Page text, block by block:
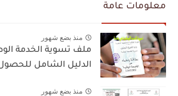
معلومات عامة
منذ بضع شهور
ملف تسوية الخدمة
الدليل الشامل
منذ بضع شهور